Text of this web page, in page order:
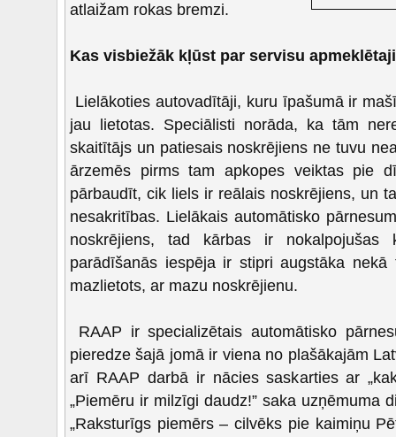
atlaižam rokas bremzi.
Kas visbiežāk kļūst par servisu
Lielākoties autovadītāji, kuru īpašumā ir
jau lietotas. Speciālisti norāda, ka tām
skaitītājs un patiesais noskrējiens ne tuvu
ārzemēs pirms tam apkopes veiktas pie
pārbaudīt, cik liels ir reālais noskrējiens, un
nesakritības. Lielākais automātisko
noskrējiens, tad kārbas ir nokalpojušas
parādīšanās iespēja ir stipri augstāka
mazlietots, ar mazu noskrējienu.
RAAP ir specializētais automātisko
pieredze šajā jomā ir viena no plašākajām
arī RAAP darbā ir nācies saskarties ar
„Piemēru ir milzīgi daudz!” saka uzņēmuma
„Raksturīgs piemērs – cilvēks pie kaimiņu